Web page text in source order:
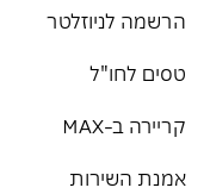
הרשמה לניוזלטר
טסים לחו"ל
קריירה ב-MAX
אמנת השירות